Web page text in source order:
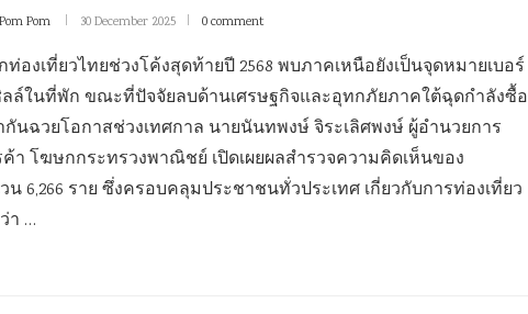
Pom Pom 30 December 2025 0 comment
องเที่ยวไทยช่วงโค้งสุดท้ายปี 2568 พบภาคเหนือยังเป็นจุดหมายเบอร์
ล์ในที่พัก ขณะที่ปัจจัยลบด้านเศรษฐกิจและอุทกภัยภาคใต้ฉุดกำลังซื้อ
ฉวยโอกาสช่วงเทศกาล นายนันทพงษ์ จิระเลิศพงษ์ ผู้อำนวยการ
า โฆษกกระทรวงพาณิชย์ เปิดเผยผลสำรวจความคิดเห็นของ
6,266 ราย ซึ่งครอบคลุมประชาชนทั่วประเทศ เกี่ยวกับการท่องเที่ยว
า …